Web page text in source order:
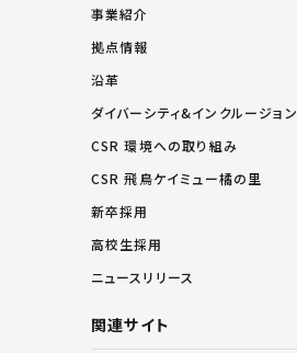
事業紹介
拠点情報
沿革
ダイバーシティ&インクルージョン
CSR 環境への取り組み
CSR 飛鳥ケイミュー橘の里
新卒採用
高校生採用
ニュースリリース
関連サイト